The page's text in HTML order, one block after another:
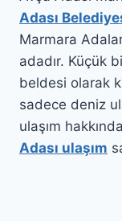
Adası
Marmara
adadır. Küçük
beldesi olarak
sadece deniz
ulaşım
Adası ulaşım